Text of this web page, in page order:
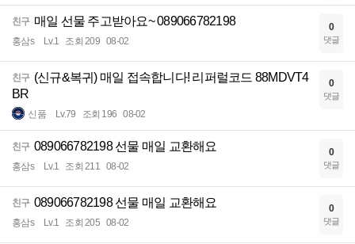
친구 매일 선물 주고받아요~ 089066782198
홍삼s Lv.1 조회 209 08-02
0
댓글
친구 (신규&복귀) 매일 접속합니다! 리퍼럴코드 88MDVT4
BR
신품 Lv.79 조회 196 08-02
0
댓글
친구 089066782198 선물 매일 교환해요
홍삼s Lv.1 조회 211 08-02
0
댓글
친구 089066782198 선물 매일 교환해요
홍삼s Lv.1 조회 205 08-02
0
댓글